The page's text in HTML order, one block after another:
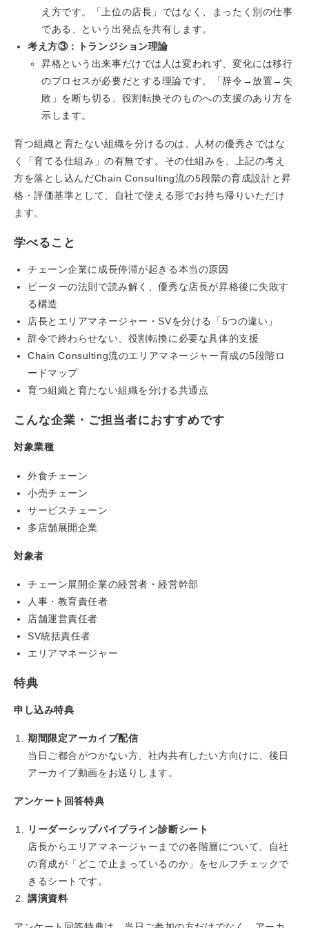
え方です。「上位の店長」ではなく、まったく別の仕事
である、という出発点を共有します。
考え方③：トランジション理論
昇格という出来事だけでは人は変われず、変化には移行
のプロセスが必要だとする理論です。「辞令→放置→失
敗」を断ち切る、役割転換そのものへの支援のあり方を
示します。
育つ組織と育たない組織を分けるのは、人材の優秀さではな
く「育てる仕組み」の有無です。その仕組みを、上記の考え
方を落とし込んだChain Consulting流の5段階の育成設計と昇
格・評価基準として、自社で使える形でお持ち帰りいただけ
ます。
学べること
チェーン企業に成長停滞が起きる本当の原因
ピーターの法則で読み解く、優秀な店長が昇格後に失敗す
る構造
店長とエリアマネージャー・SVを分ける「5つの違い」
辞令で終わらせない、役割転換に必要な具体的支援
Chain Consulting流のエリアマネージャー育成の5段階ロ
ードマップ
育つ組織と育たない組織を分ける共通点
こんな企業・ご担当者におすすめです
対象業種
外食チェーン
小売チェーン
サービスチェーン
多店舗展開企業
対象者
チェーン展開企業の経営者・経営幹部
人事・教育責任者
店舗運営責任者
SV統括責任者
エリアマネージャー
特典
申し込み特典
期間限定アーカイブ配信
当日ご都合がつかない方、社内共有したい方向けに、後日
アーカイブ動画をお送りします。
アンケート回答特典
リーダーシップパイプライン診断シート
店長からエリアマネージャーまでの各階層について、自社
の育成が「どこで止まっているのか」をセルフチェックで
きるシートです。
講演資料